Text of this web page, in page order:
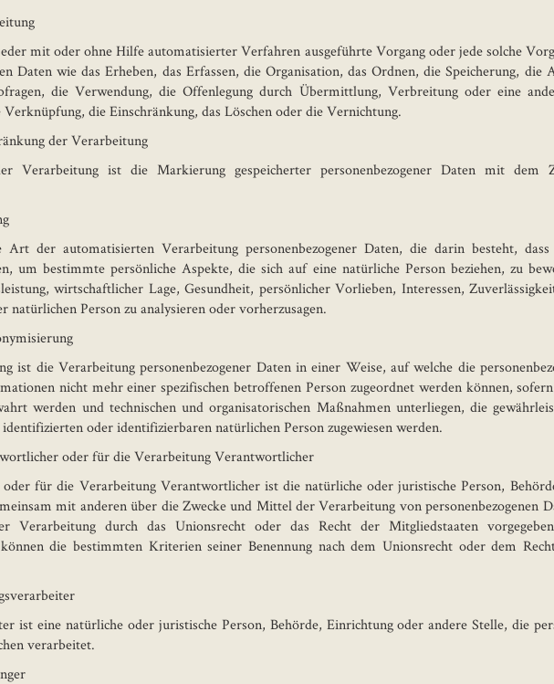
mit oder ohne Hilfe automatisierter Verfahren ausgeführte Vorgang oder jede solche
Daten wie das Erheben, das Erfassen, die Organisation, das Ordnen, die Speicherung, die
die Verwendung, die Offenlegung durch Übermittlung, Verbreitung oder eine
die Einschränkung, das Löschen oder die Vernichtung.
der Verarbeitung
Verarbeitung ist die Markierung gespeicherter personenbezogener Daten mit
der automatisierten Verarbeitung personenbezogener Daten, die darin besteht, dass
um bestimmte persönliche Aspekte, die sich auf eine natürliche Person beziehen, zu
wirtschaftlicher Lage, Gesundheit, persönlicher Vorlieben, Interessen,
natürlichen Person zu analysieren oder vorherzusagen.
ist die Verarbeitung personenbezogener Daten in einer Weise, auf welche die
nicht mehr einer spezifischen betroffenen Person zugeordnet werden können,
werden und technischen und organisatorischen Maßnahmen unterliegen, die
oder identifizierbaren natürlichen Person zugewiesen werden.
oder für die Verarbeitung Verantwortlicher
für die Verarbeitung Verantwortlicher ist die natürliche oder juristische Person,
mit anderen über die Zwecke und Mittel der Verarbeitung von personenbezogenen
Verarbeitung durch das Unionsrecht oder das Recht der Mitgliedstaaten
können die bestimmten Kriterien seiner Benennung nach dem Unionsrecht oder dem
ist eine natürliche oder juristische Person, Behörde, Einrichtung oder andere Stelle, die
verarbeitet.